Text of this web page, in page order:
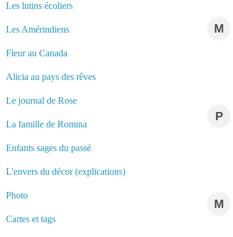
Les lutins écoliers
Les Amérindiens
Fleur au Canada
Alicia au pays des rêves
Le journal de Rose
La famille de Romina
Enfants sages du passé
L'envers du décor (explications)
Photo
Cartes et tags
M
P
M